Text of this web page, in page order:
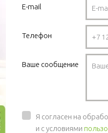
E-mail
Телефон
Ваше сообщение
Я согласен на
и с условиями